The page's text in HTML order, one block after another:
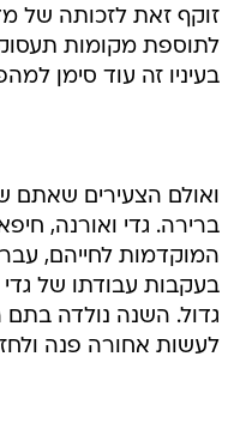
זוקף זאת לזכותה של
לתוספת מקומות
בעיניו זה עוד סימן
ואולם הצעירים שאתם
המוקדמות לחייהם,
בעקבות עבודתו של
גדול. השנה נולדה בתם
לעשות אחורה פנה